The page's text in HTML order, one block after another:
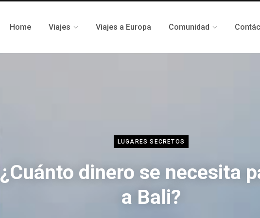
Home Viajes Viajes a Europa Comunidad
LUGARES SECRETOS
¿Cuánto dinero se necesita
a Bali?